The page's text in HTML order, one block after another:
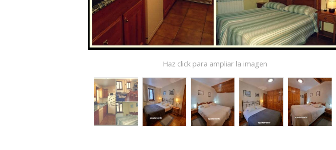
Haz click para ampliar la imagen